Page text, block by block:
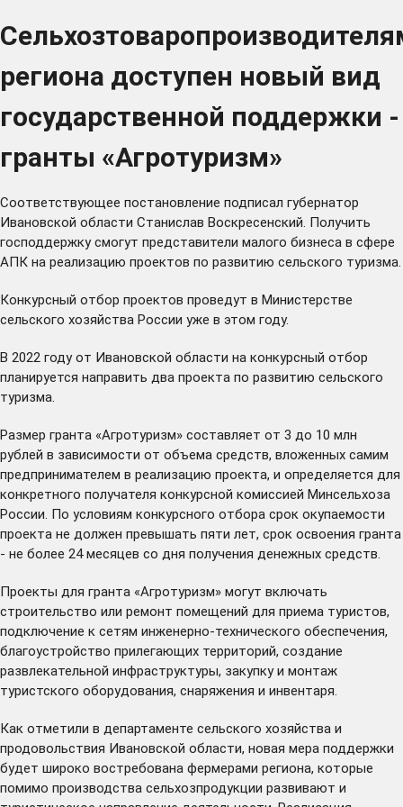
региона доступен новый вид
государственной поддержки -
гранты «Агротуризм»
Соответствующее постановление подписал губернатор
Ивановской области Станислав Воскресенский. Получить
господдержку смогут представители малого бизнеса в сфере
АПК на реализацию проектов по развитию сельского туризма.
Конкурсный отбор проектов проведут в Министерстве
сельского хозяйства России уже в этом году.
В 2022 году от Ивановской области на конкурсный отбор
планируется направить два проекта по развитию сельского
туризма.
Размер гранта «Агротуризм» составляет от 3 до 10 млн
рублей в зависимости от объема средств, вложенных самим
предпринимателем в реализацию проекта, и определяется для
конкретного получателя конкурсной комиссией Минсельхоза
России. По условиям конкурсного отбора срок окупаемости
проекта не должен превышать пяти лет, срок освоения гранта
- не более 24 месяцев со дня получения денежных средств.
Проекты для гранта «Агротуризм» могут включать
строительство или ремонт помещений для приема туристов,
подключение к сетям инженерно-технического обеспечения,
благоустройство прилегающих территорий, создание
развлекательной инфраструктуры, закупку и монтаж
туристского оборудования, снаряжения и инвентаря.
Как отметили в департаменте сельского хозяйства и
продовольствия Ивановской области, новая мера поддержки
будет широко востребована фермерами региона, которые
помимо производства сельхозпродукции развивают и